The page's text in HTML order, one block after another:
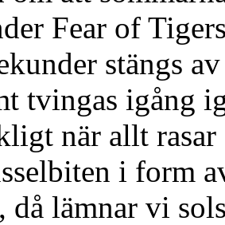
Fear of
stängs
tvingas igång
när allt rasar
i form
då lämnar vi